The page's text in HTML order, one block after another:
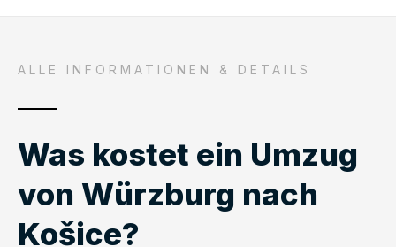
ALLE INFORMATIONEN & DETAILS
Was kostet ein Umzug
von Würzburg nach
Košice?